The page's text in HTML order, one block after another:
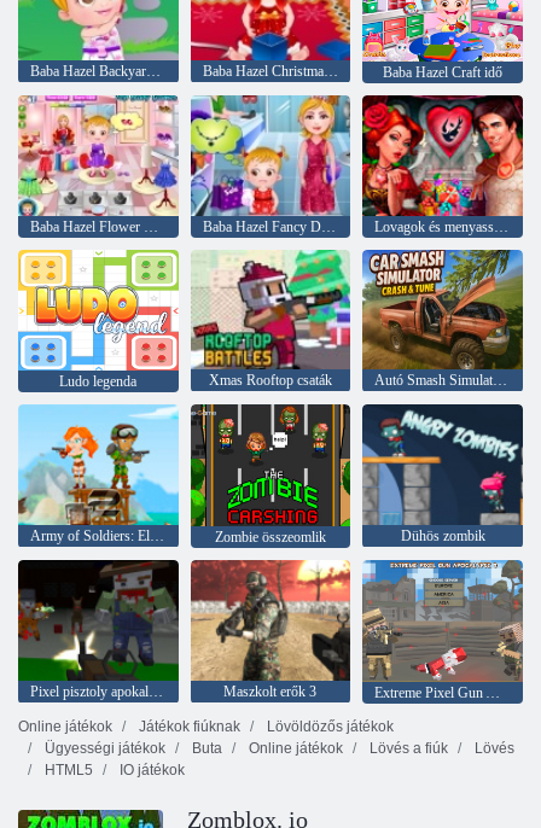
Baba Hazel Christmas Time Baba Hazel Craft idő
Baba Hazel Fancy Dress
Ludo legenda Xmas Rooftop csaták Autó Smash Simulator Crash & Tune
Army of Soldiers: Ellenállás Zombie összeomlik Dühös zombik
Maszkolt erők 3
Extreme Pixel Gun Apocalypse 3
Online játékok
Játékok fiúknak
Lövöldözős játékok
Ügyességi játékok
Buta Online játékok Lövés a fiúk
Lövés
HTML5
IO játékok
Zomblox. io